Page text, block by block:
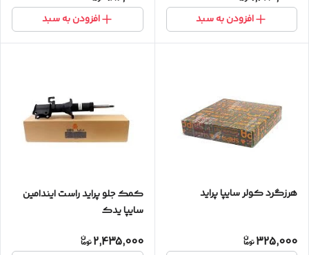
افزودن به سبد افزودن به سبد
هرزگرد کولر سایپا پراید
325,000
کمک جلو پراید راست ایندامین
سایپا یدک
2,435,000